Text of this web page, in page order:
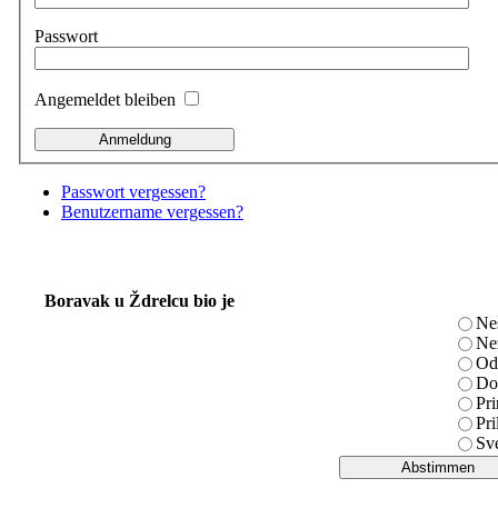
Passwort
Angemeldet bleiben
Passwort vergessen?
Benutzername vergessen?
Boravak u Ždrelcu bio je